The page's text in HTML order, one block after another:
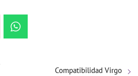
Compatibilidad Virgo